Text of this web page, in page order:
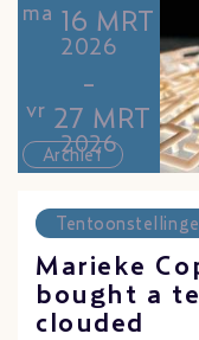
ma 16 MRT
2026
-
vr 27 MRT
2026
Archief
Marieke
bought a
clouded